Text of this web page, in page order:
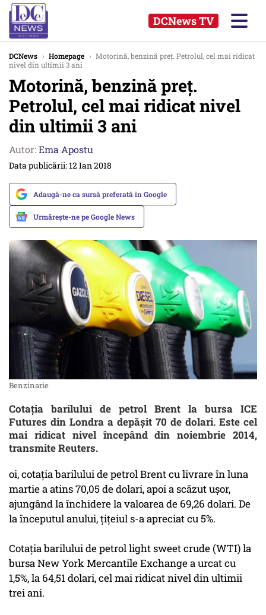
DCNews TV
DCNews › Homepage › Motorină, benzină preț. Petrolul, cel mai ridicat
nivel din ultimii 3 ani
Motorină, benzină preț.
Petrolul, cel mai ridicat nivel
din ultimii 3 ani
Autor:Ema Apostu
Data publicării: 12 Ian 2018
Adaugă-ne ca sursă preferată în Google
Urmărește-ne pe Google News
Benzinarie
Cotaţia barilului de petrol Brent la bursa ICE
Futures din Londra a depăşit 70 de dolari. Este cel
mai ridicat nivel începând din noiembrie 2014,
transmite Reuters.
oi, cotaţia barilului de petrol Brent cu livrare în luna
martie a atins 70,05 de dolari, apoi a scăzut uşor,
ajungând la închidere la valoarea de 69,26 dolari. De
la începutul anului, ţiţeiul s-a apreciat cu 5%.
Cotaţia barilului de petrol light sweet crude (WTI) la
bursa New York Mercantile Exchange a urcat cu
1,5%, la 64,51 dolari, cel mai ridicat nivel din ultimii
trei ani.